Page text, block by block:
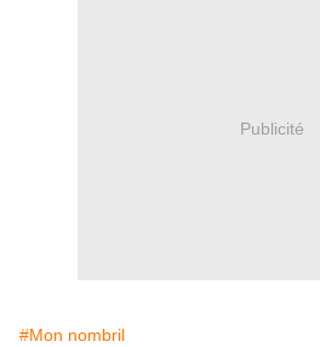
Publicité
#Mon nombril